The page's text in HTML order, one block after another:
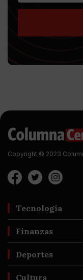
Copyright © 2023
Tecnología
Finanzas
Deportes
Cultura